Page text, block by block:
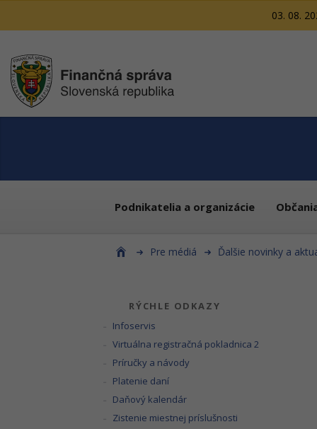
03. 08.
Podnikatelia a organizácie
Pre médiá Ďalšie novinky a
RÝCHLE ODKAZY
Infoservis
Virtuálna registračná pokladnica 2
Príručky a návody
Platenie daní
Daňový kalendár
Zistenie miestnej príslušnosti